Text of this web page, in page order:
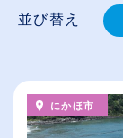
並び替え
にかほ市